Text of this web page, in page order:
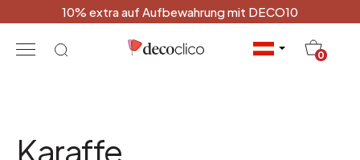
10% extra auf Aufbewahrung mit DECO10
0
Karaffe